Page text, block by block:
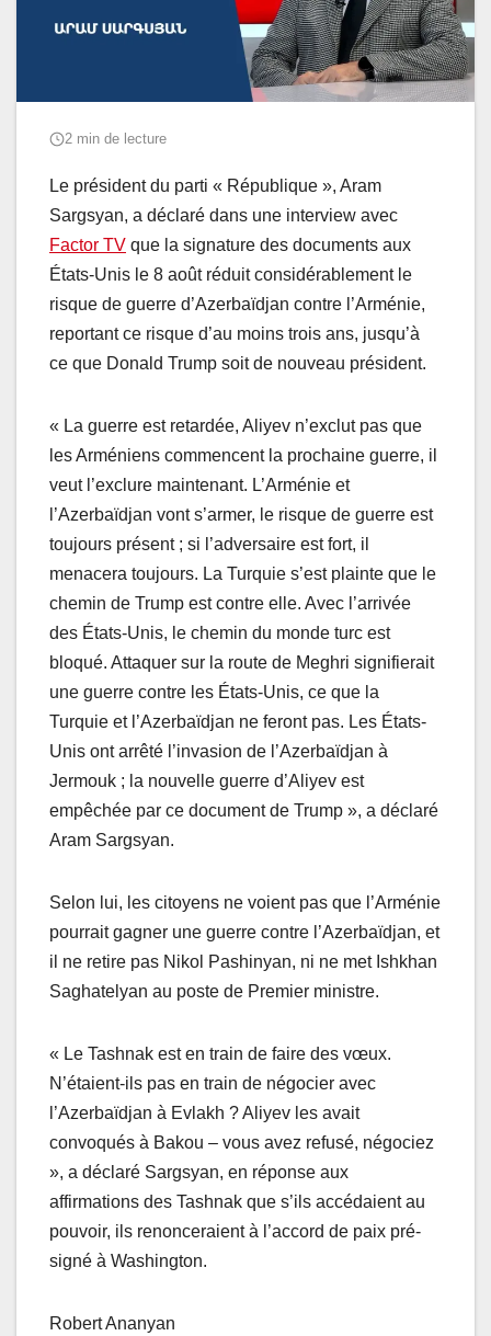
2 min de lecture
Le président du parti « République », Aram
Sargsyan, a déclaré dans une interview avec
Factor TV que la signature des documents aux
États-Unis le 8 août réduit considérablement le
risque de guerre d’Azerbaïdjan contre l’Arménie,
reportant ce risque d’au moins trois ans, jusqu’à
ce que Donald Trump soit de nouveau président.
« La guerre est retardée, Aliyev n’exclut pas que
les Arméniens commencent la prochaine guerre, il
veut l’exclure maintenant. L’Arménie et
l’Azerbaïdjan vont s’armer, le risque de guerre est
toujours présent ; si l’adversaire est fort, il
menacera toujours. La Turquie s’est plainte que le
chemin de Trump est contre elle. Avec l’arrivée
des États-Unis, le chemin du monde turc est
bloqué. Attaquer sur la route de Meghri signifierait
une guerre contre les États-Unis, ce que la
Turquie et l’Azerbaïdjan ne feront pas. Les États-
Unis ont arrêté l’invasion de l’Azerbaïdjan à
Jermouk ; la nouvelle guerre d’Aliyev est
empêchée par ce document de Trump », a déclaré
Aram Sargsyan.
Selon lui, les citoyens ne voient pas que l’Arménie
pourrait gagner une guerre contre l’Azerbaïdjan, et
il ne retire pas Nikol Pashinyan, ni ne met Ishkhan
Saghatelyan au poste de Premier ministre.
« Le Tashnak est en train de faire des vœux.
N’étaient-ils pas en train de négocier avec
l’Azerbaïdjan à Evlakh ? Aliyev les avait
convoqués à Bakou – vous avez refusé, négociez
», a déclaré Sargsyan, en réponse aux
affirmations des Tashnak que s’ils accédaient au
pouvoir, ils renonceraient à l’accord de paix pré-
signé à Washington.
Robert Ananyan